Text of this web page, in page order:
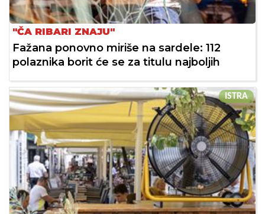
"ČA RIBARI ZNAJU"
Fažana ponovno miriše na sardele: 112
polaznika borit će se za titulu najboljih
ISTRA